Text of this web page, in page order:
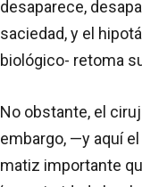
desaparece,
saciedad, y el
biológico- retoma
No obstante, el
embargo, —y aquí
matiz importante